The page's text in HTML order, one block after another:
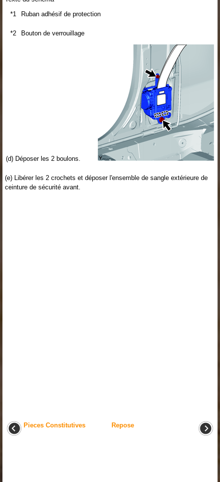
*1
Ruban adhésif de protection
*2 Bouton de verrouillage
(d) Déposer les 2 boulons.
(e) Libérer les 2 crochets et déposer l'ensemble de sangle extérieure de
ceinture de sécurité avant.
Pieces Constitutives Repose